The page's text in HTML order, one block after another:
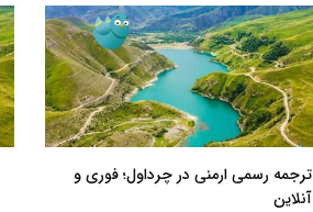
ترجمه رسمی ارمنی در چرداول؛ فوری و
آنلاین